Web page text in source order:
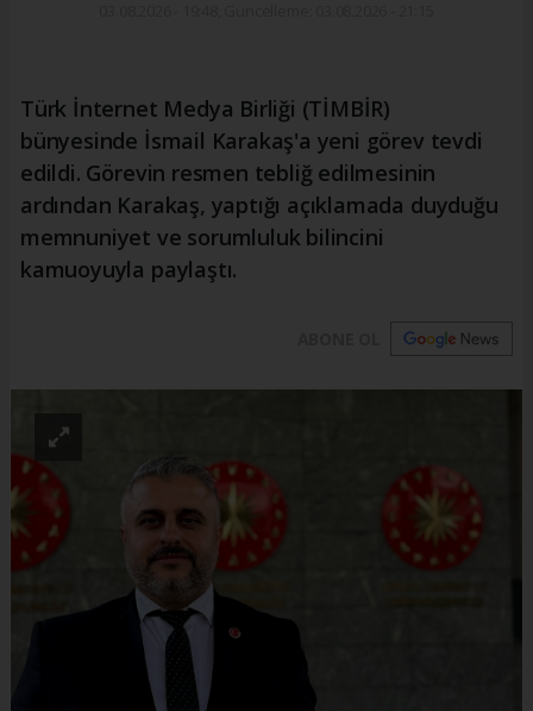
Türk İnternet Medya Birliği (TİMBİR)
bünyesinde İsmail Karakaş'a yeni görev tevdi
edildi. Görevin resmen tebliğ edilmesinin
ardından Karakaş, yaptığı açıklamada duyduğu
memnuniyet ve sorumluluk bilincini
kamuoyuyla paylaştı.